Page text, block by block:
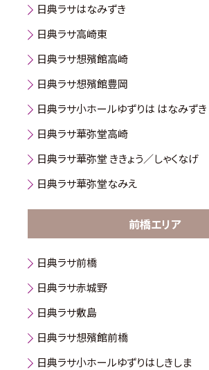
日典ラサはなみずき
日典ラサ高崎東
日典ラサ想殯館高崎
日典ラサ想殯館豊岡
日典ラサ小ホールゆずりは はなみずき
日典ラサ華弥堂高崎
日典ラサ華弥堂 ききょう／しゃくなげ
日典ラサ華弥堂なみえ
前橋エリア
日典ラサ前橋
日典ラサ赤城野
日典ラサ敷島
日典ラサ想殯館前橋
日典ラサ小ホールゆずりはしきしま